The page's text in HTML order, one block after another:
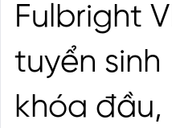
Fulbright
tuyển sinh
khóa đầu,